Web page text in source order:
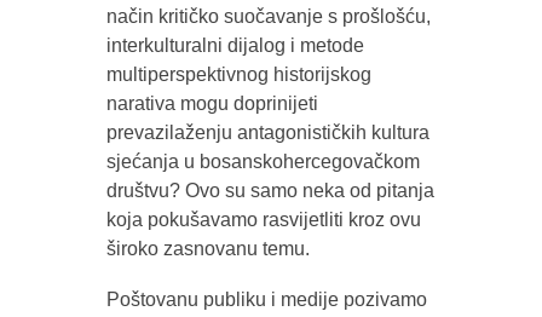
način kritičko suočavanje s prošlošću,
interkulturalni dijalog i metode
multiperspektivnog historijskog
narativa mogu doprinijeti
prevazilaženju antagonističkih kultura
sjećanja u bosanskohercegovačkom
društvu? Ovo su samo neka od pitanja
koja pokušavamo rasvijetliti kroz ovu
široko zasnovanu temu.
Poštovanu publiku i medije pozivamo